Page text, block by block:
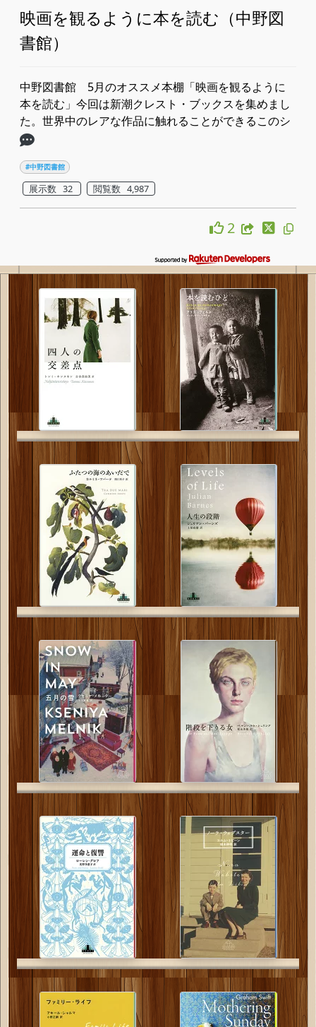
映画を観るように本を読む（中野図
書館）
中野図書館 5月のオススメ本棚「映画を観るように
本を読む」​​今回は新潮クレスト・ブックスを集めまし
た。世界中のレアな作品に触れることができるこのシ
#中野図書館
展示数 32 閲覧数 4,987
2